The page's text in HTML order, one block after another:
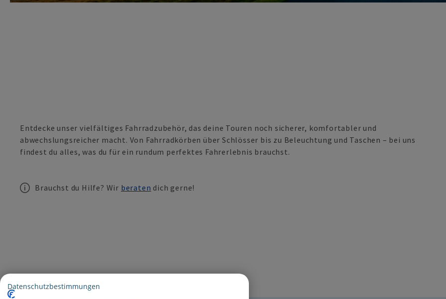
Entdecke unser vielfältiges Fahrradzubehör, das deine Touren noch sicherer, komfortabler und
abwechslungsreicher macht. Von Fahrradkörben über Schlösser bis zu Beleuchtung und Taschen – bei uns
findest du alles, was du für ein rundum perfektes Fahrerlebnis brauchst.
Brauchst du Hilfe? Wir beraten dich gerne!
Datenschutzbestimmungen